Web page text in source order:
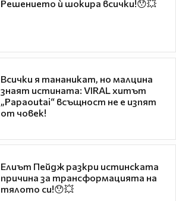
Решението ѝ шокира всички!😯💥
Всички я тананикат, но малцина
знаят истината: VIRAL хитът
„Papaoutai“ всъщност не е изпят
от човек!
Елиът Пейдж разкри истинската
причина за трансформацията на
тялото си!😯💥